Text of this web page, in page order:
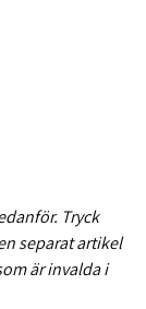
Tryck
separat artikel
är invalda i